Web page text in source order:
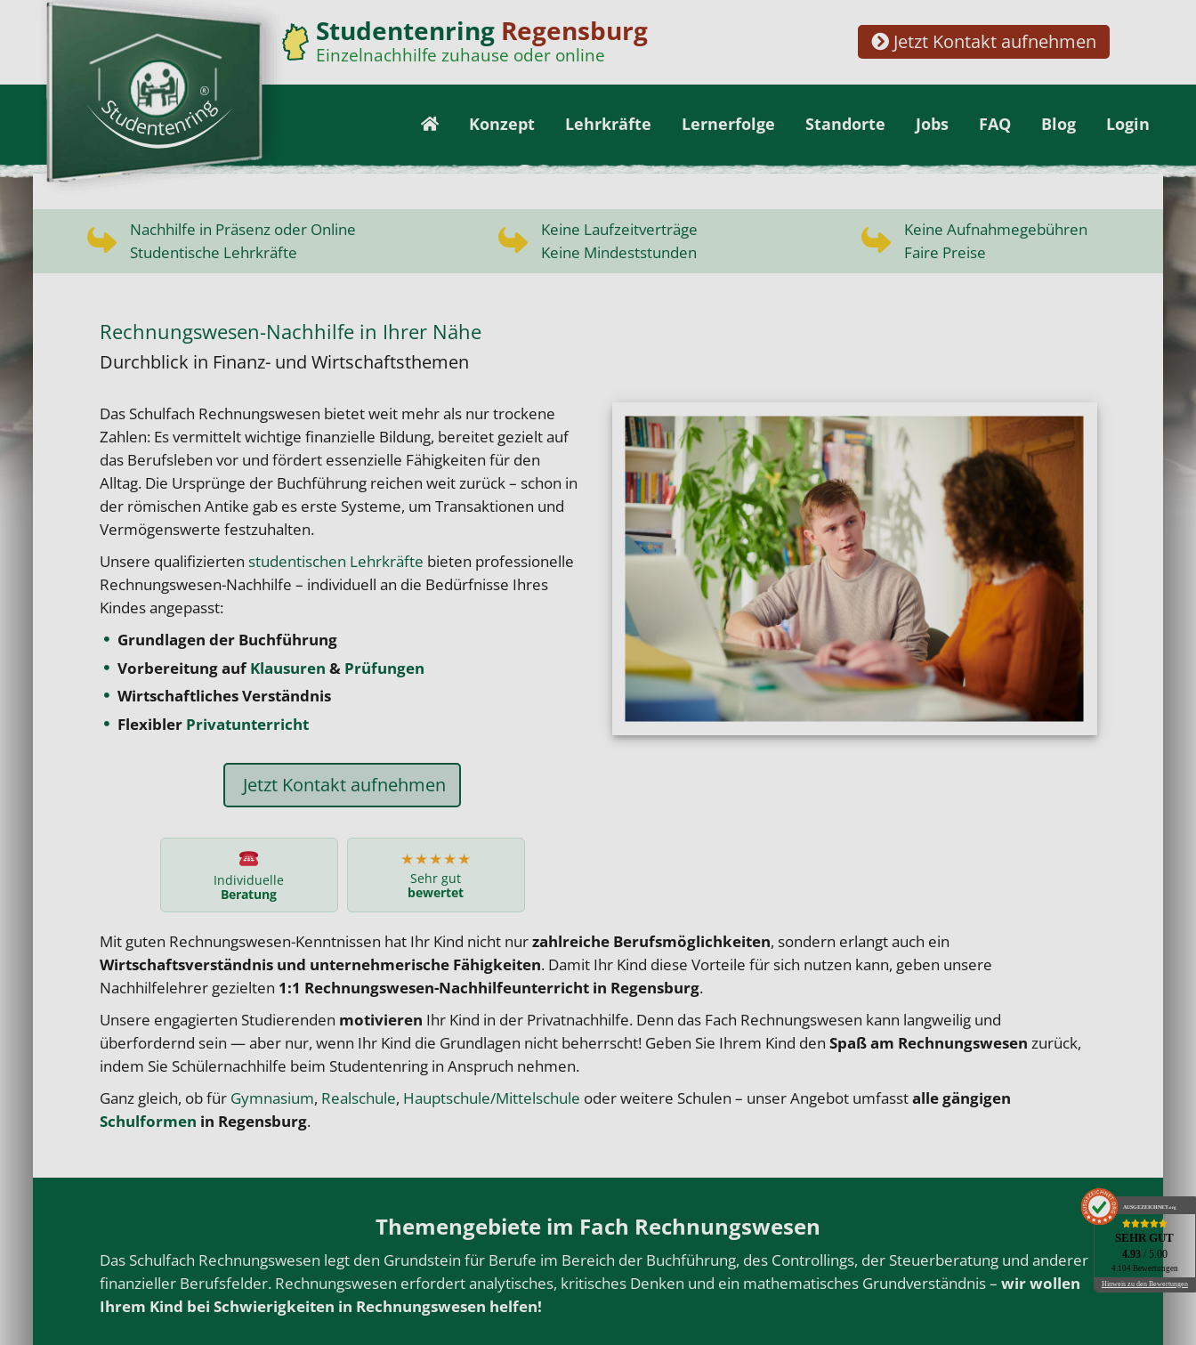
Studentenring Regensburg
Einzelnachhilfe zuhause oder online
Jetzt Kontakt aufnehmen
Konzept Lehrkräfte Lernerfolge Standorte Jobs FAQ Blog Login
Nachhilfe in Präsenz oder Online
Studentische Lehrkräfte
Keine Laufzeitverträge
Keine Mindeststunden
Keine Aufnahmegebühren
Faire Preise
Rechnungswesen-Nachhilfe in Ihrer Nähe
Durchblick in Finanz- und Wirtschaftsthemen
Das Schulfach Rechnungswesen bietet weit mehr als nur trockene
Zahlen: Es vermittelt wichtige finanzielle Bildung, bereitet gezielt auf
das Berufsleben vor und fördert essenzielle Fähigkeiten für den
Alltag. Die Ursprünge der Buchführung reichen weit zurück – schon in
der römischen Antike gab es erste Systeme, um Transaktionen und
Vermögenswerte festzuhalten.
Unsere qualifizierten studentischen Lehrkräfte bieten professionelle
Rechnungswesen-Nachhilfe – individuell an die Bedürfnisse Ihres
Kindes angepasst:
Grundlagen der Buchführung
Vorbereitung aufKlausuren & Prüfungen
Wirtschaftliches Verständnis
Flexibler Privatunterricht
Jetzt Kontakt aufnehmen
Individuelle
Beratung
★★★★★
Sehr gut
bewertet
Mit guten Rechnungswesen-Kenntnissen hat Ihr Kind nicht nurzahlreiche Berufsmöglichkeiten, sondern erlangt auch ein
Wirtschaftsverständnis und unternehmerische Fähigkeiten. Damit Ihr Kind diese Vorteile für sich nutzen kann, geben unsere
Nachhilfelehrer gezielten 1:1 Rechnungswesen-Nachhilfeunterricht in Regensburg.
Unsere engagierten Studierenden motivieren Ihr Kind in der Privatnachhilfe. Denn das Fach Rechnungswesen kann langweilig und
überfordernd sein — aber nur, wenn Ihr Kind die Grundlagen nicht beherrscht! Geben Sie Ihrem Kind den Spaß am Rechnungswesen zurück,
indem Sie Schülernachhilfe beim Studentenring in Anspruch nehmen.
Ganz gleich, ob für Gymnasium, Realschule, Hauptschule/Mittelschule oder weitere Schulen – unser Angebot umfasstalle gängigen
Schulformen in Regensburg.
Themengebiete im Fach Rechnungswesen
Das Schulfach Rechnungswesen legt den Grundstein für Berufe im Bereich der Buchführung, des Controllings, der Steuerberatung und anderer
finanzieller Berufsfelder. Rechnungswesen erfordert analytisches, kritisches Denken und ein mathematisches Grundverständnis – wir wollen
Ihrem Kind bei Schwierigkeiten in Rechnungswesen helfen!
AUSGEZEICHNET.org
SEHR GUT
4.93 / 5.00
4.104 Bewertungen
Hinweis zu den Bewertungen